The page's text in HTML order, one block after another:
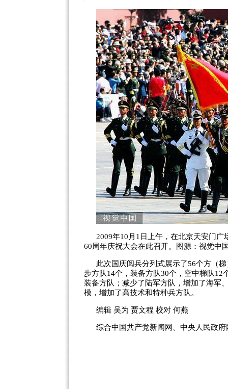
2009年10月1日上午，在北京天安门
60周年庆祝大会在此召开。图源：视觉中
此次国庆阅兵分列式展示了56个方（
步方队14个，装备方队30个，空中梯队
装备方队；减少了陆军方队，增加了海军
模，增加了高技术和特种兵方队。
编辑 吴为 贾文程 校对 何燕
综合中国共产党新闻网、中央人民政